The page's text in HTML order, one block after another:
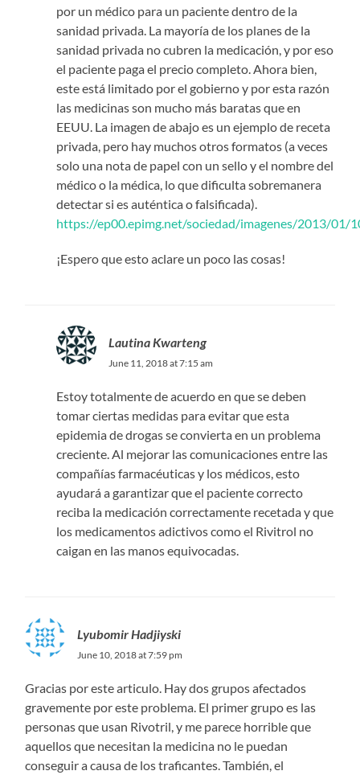
por un médico para un paciente dentro de la
sanidad privada. La mayoría de los planes de la
sanidad privada no cubren la medicación, y por eso
el paciente paga el precio completo. Ahora bien,
este está limitado por el gobierno y por esta razón
las medicinas son mucho más baratas que en
EEUU. La imagen de abajo es un ejemplo de receta
privada, pero hay muchos otros formatos (a veces
solo una nota de papel con un sello y el nombre del
médico o la médica, lo que dificulta sobremanera
detectar si es auténtica o falsificada).
https://ep00.epimg.net/sociedad/imagenes/2013/01/
¡Espero que esto aclare un poco las cosas!
Lautina Kwarteng
June 11, 2018 at 7:15 am
Estoy totalmente de acuerdo en que se deben
tomar ciertas medidas para evitar que esta
epidemia de drogas se convierta en un problema
creciente. Al mejorar las comunicaciones entre las
compañías farmacéuticas y los médicos, esto
ayudará a garantizar que el paciente correcto
reciba la medicación correctamente recetada y que
los medicamentos adictivos como el Rivitrol no
caigan en las manos equivocadas.
Lyubomir Hadjiyski
June 10, 2018 at 7:59 pm
Gracias por este articulo. Hay dos grupos afectados
gravemente por este problema. El primer grupo es las
personas que usan Rivotril, y me parece horrible que
aquellos que necesitan la medicina no le puedan
conseguir a causa de los traficantes. También, el